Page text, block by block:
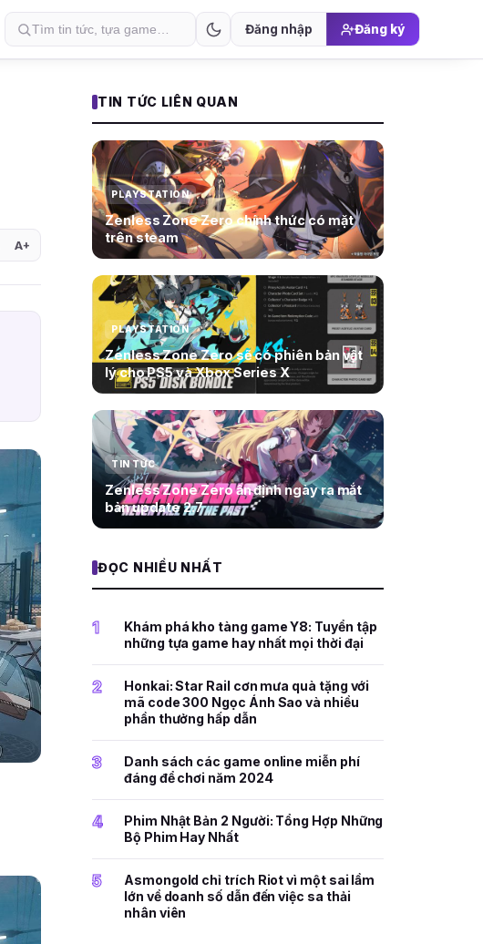
Đăng nhập Đăng ký
A+
TIN TỨC LIÊN QUAN
PLAYSTATION
Zenless Zone Zero chính thức có mặt
trên steam
PLAYSTATION
Zenless Zone Zero sẽ có phiên bản vật
lý cho PS5 và Xbox Series X
TIN TỨC
Zenless Zone Zero ấn định ngày ra mắt
bản update 2.7
ĐỌC NHIỀU NHẤT
1
Khám phá kho tàng game Y8: Tuyển tập
những tựa game hay nhất mọi thời đại
2
Honkai: Star Rail cơn mưa quà tặng với
mã code 300 Ngọc Ánh Sao và nhiều
phần thưởng hấp dẫn
3
Danh sách các game online miễn phí
đáng để chơi năm 2024
4
Phim Nhật Bản 2 Người: Tổng Hợp Những
Bộ Phim Hay Nhất
5
Asmongold chỉ trích Riot vì một sai lầm
lớn về doanh số dẫn đến việc sa thải
nhân viên